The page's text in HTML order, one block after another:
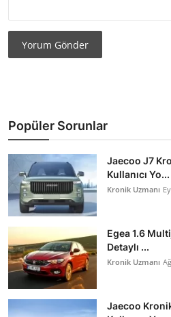
Yorum Gönder
Popüler Sorunlar
Jaecoo J7
Kullanıcı Yo...
Kronik Uzmanı
Egea 1.6
Detaylı ...
Kronik Uzmanı
Jaecoo